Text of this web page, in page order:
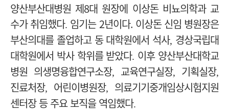
양산부산대병원 제8대 원장에 이상돈 비뇨의학과 교
수가 취임했다. 임기는 2년이다. 이상돈 신임 병원장은
부산의대를 졸업하고 동 대학원에서 석사, 경상국립대
대학원에서 박사 학위를 받았다. 이후 양산부산대학교
병원 의생명융합연구소장, 교육연구실장, 기획실장,
진료처장, 어린이병원장, 의료기기중개임상시험지원
센터장 등 주요 보직을 역임했다.